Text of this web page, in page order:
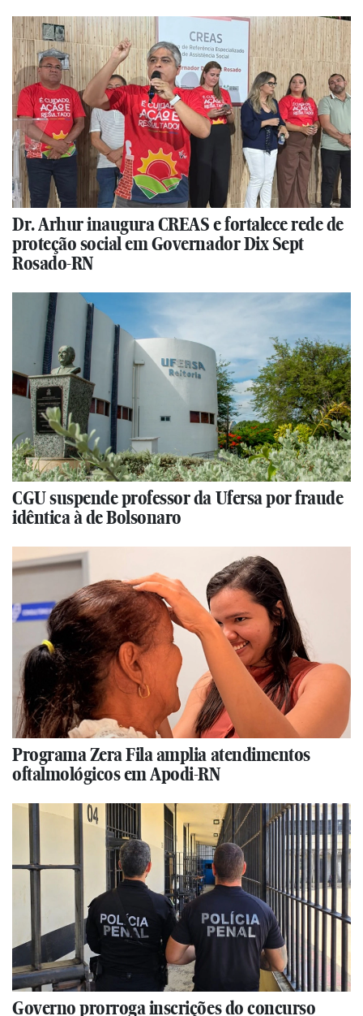
Dr. Arhur inaugura CREAS e fortalece rede de
proteção social em Governador Dix Sept
Rosado-RN
CGU suspende professor da Ufersa por fraude
idêntica à de Bolsonaro
Programa Zera Fila amplia atendimentos
oftalmológicos em Apodi-RN
Governo prorroga inscrições do concurso